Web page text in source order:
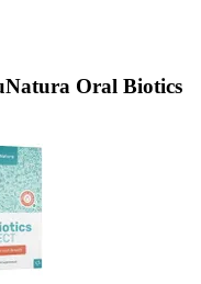
Oral Biotics